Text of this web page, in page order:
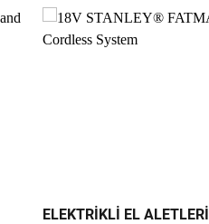
ELEKTRIKLI EL ALETLERI